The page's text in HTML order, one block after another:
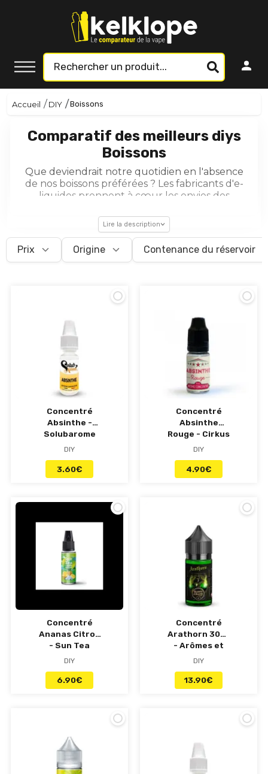
Accueil DIY Boissons
Comparatif des meilleurs diys
Boissons
Que deviendrait notre quotidien en l'absence
de nos boissons préférées ? Les fabricants d'e-
liquides prennent à cœur les envies des
d'arômes boissonpourDIY. Désormais, les
amateurs de vape maison pourront concocter
des recettes inédites aux parfums des
boissonsles plus populaires.Cafés
ces succulents breuvages vous désaltèreront
aisément. Les plus grandes marques de
Eliquid France
Revolute
Cristal Vape Cirkus
d'autres vous promettent un plaisir
personnalisé au
format XXL.
D'autres saveurs à l'honneur :
Classics-Fruités
Gourmandes
Fruitées Frais
Lire la description
Prix Origine Contenance du réservoir
Concentré
Absinthe -
Solubarome
DIY
3.60€
Concentré
Absinthe
Rouge - Cirkus
DIY
4.90€
Concentré
Ananas Citron
- Sun Tea
DIY
6.90€
Concentré
Arathorn 30ml
- Arômes et
Secrets
DIY
13.90€